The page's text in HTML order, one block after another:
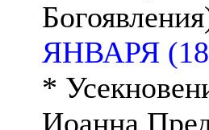
ЯНВАРЯ (18
*
Иоанна